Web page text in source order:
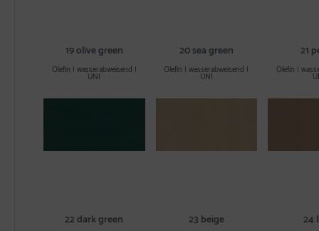
19 olive green
Olefin | wasserabweisend |
UNI
20 sea green
Olefin | wasserabweisend |
UNI
21
Olefin |
22 dark green 23 beige 24